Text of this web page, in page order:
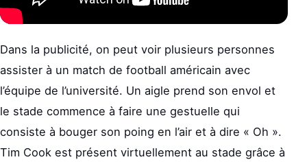
Dans la publicité, on peut voir plusieurs personnes
assister à un match de football américain avec
l’équipe de l’université. Un aigle prend son envol et
le stade commence à faire une gestuelle qui
consiste à bouger son poing en l’air et à dire « Oh ».
Tim Cook est présent virtuellement au stade grâce à